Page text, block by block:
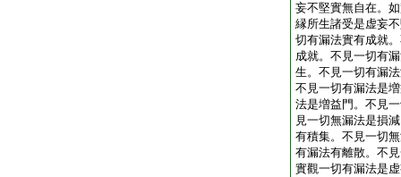
妄不堅實無自在。
縁所生諸受是虚妄
切有漏法實有成就
成就。不見一切有
生。不見一切有漏
不見一切有漏法是
法是増益門。不見
見一切無漏法是損
有積集。不見一切
有漏法有離散。不
實觀一切有漏法是